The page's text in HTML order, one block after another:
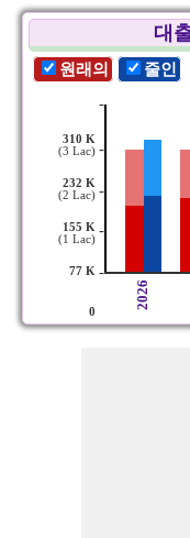
대
원래의 줄인
310 K
(3 Lac)
232 K
(2 Lac)
155 K
(1 Lac)
77 K
0
-
-
-
-
-
2026